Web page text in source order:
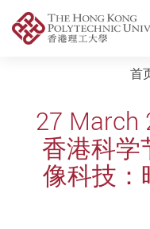
首
27 March
香港科学
像科技：